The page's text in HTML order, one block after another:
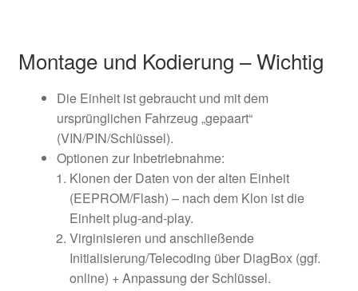
Montage und Kodierung – Wichtig
Die Einheit ist gebraucht und mit dem
ursprünglichen Fahrzeug „gepaart“
(VIN/PIN/Schlüssel).
Optionen zur Inbetriebnahme:
Klonen der Daten von der alten Einheit
(EEPROM/Flash) – nach dem Klon ist die
Einheit plug-and-play.
Virginisieren und anschließende
Initialisierung/Telecoding über DiagBox (ggf.
online) + Anpassung der Schlüssel.